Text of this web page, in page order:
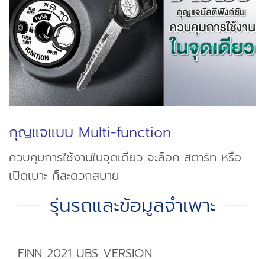
กุญแจแบบ Multi-function
ควบคุมการใช้งานในจุดเดียว จะล็อค สตาร์ท หรือ
เปิดเบาะ ก็สะดวกสบาย
รุ่นรถและข้อมูลจำเพาะ
FINN 2021 UBS VERSION